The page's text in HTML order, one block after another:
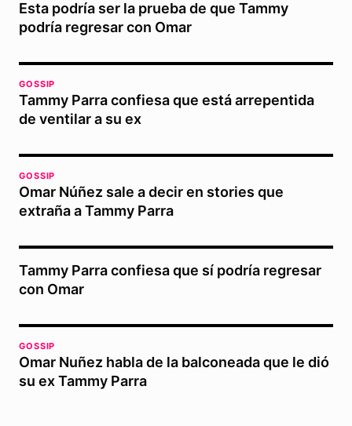
Esta podría ser la prueba de que Tammy
podría regresar con Omar
GOSSIP
Tammy Parra confiesa que está arrepentida
de ventilar a su ex
GOSSIP
Omar Núñez sale a decir en stories que
extraña a Tammy Parra
Tammy Parra confiesa que sí podría regresar
con Omar
GOSSIP
Omar Nuñez habla de la balconeada que le dió
su ex Tammy Parra